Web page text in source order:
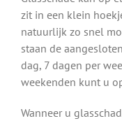
zit in een klein
natuurlijk zo snel
staan de
dag, 7 dagen per
weekenden kunt u
Wanneer u